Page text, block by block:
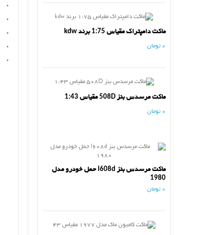
ماکت دامپتراک مقیاس 1:75 برند kdw
0 تومان
ماکت مرسدس بنز 508D مقیاس 1:43
0 تومان
ماکت مرسدس بنز l608d حمل خودرو مدل
1980
0 تومان